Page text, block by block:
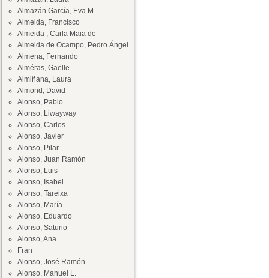
Almazán García, Eva M.
Almeida, Francisco
Almeida , Carla Maia de
Almeida de Ocampo, Pedro Ángel
Almena, Fernando
Alméras, Gaëlle
Almiñana, Laura
Almond, David
Alonso, Pablo
Alonso, Liwayway
Alonso, Carlos
Alonso, Javier
Alonso, Pilar
Alonso, Juan Ramón
Alonso, Luis
Alonso, Isabel
Alonso, Tareixa
Alonso, María
Alonso, Eduardo
Alonso, Saturio
Alonso, Ana
Fran
Alonso, José Ramón
Alonso, Manuel L.